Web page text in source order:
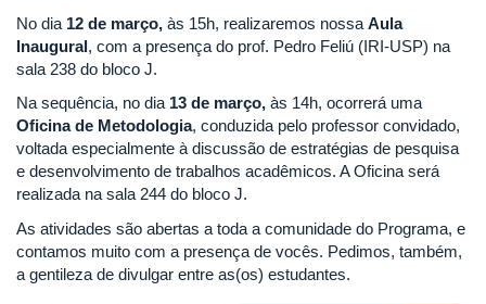
No dia 12 de março, às 15h, realizaremos nossa Aula
Inaugural, com a presença do prof. Pedro Feliú (IRI-USP) na
sala 238 do bloco J.
Na sequência, no dia 13 de março, às 14h, ocorrerá uma
Oficina de Metodologia, conduzida pelo professor convidado,
voltada especialmente à discussão de estratégias de pesquisa
e desenvolvimento de trabalhos acadêmicos. A Oficina será
realizada na sala 244 do bloco J.
As atividades são abertas a toda a comunidade do Programa, e
contamos muito com a presença de vocês. Pedimos, também,
a gentileza de divulgar entre as(os) estudantes.